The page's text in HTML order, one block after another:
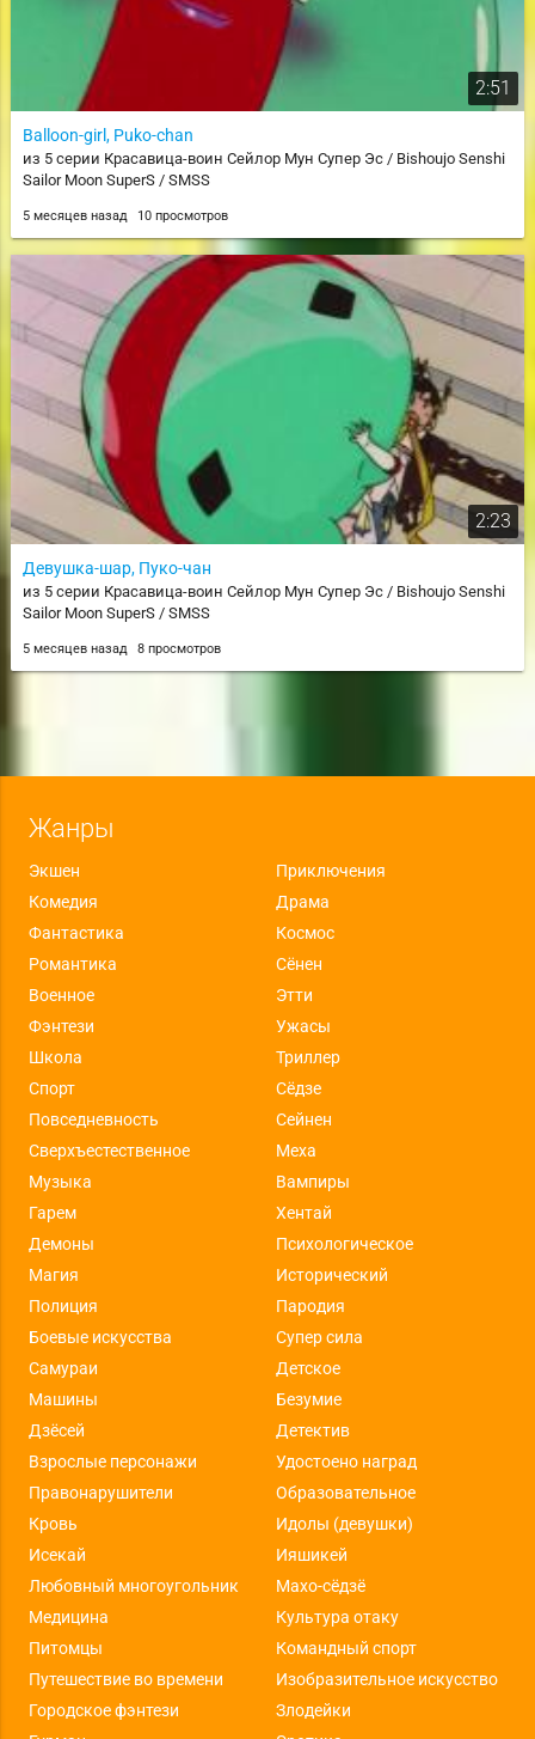
2:51
Balloon-girl, Puko-chan
из 5 серии Красавица-воин Сейлор Мун Супер Эс / Bishoujo Senshi
Sailor Moon SuperS / SMSS
5 месяцев назад 10 просмотров
2:23
Девушка-шар, Пуко-чан
из 5 серии Красавица-воин Сейлор Мун Супер Эс / Bishoujo Senshi
Sailor Moon SuperS / SMSS
5 месяцев назад 8 просмотров
Жанры
Экшен
Приключения
Комедия
Драма
Фантастика
Космос
Романтика
Сёнен
Военное
Этти
Фэнтези
Ужасы
Школа
Триллер
Спорт
Сёдзе
Повседневность
Сейнен
Сверхъестественное
Меха
Музыка
Вампиры
Гарем
Хентай
Демоны
Психологическое
Магия
Исторический
Полиция
Пародия
Боевые искусства
Супер сила
Самураи
Детское
Машины
Безумие
Дзёсей
Детектив
Взрослые персонажи
Удостоено наград
Правонарушители
Образовательное
Кровь
Идолы (девушки)
Исекай
Ияшикей
Любовный многоугольник
Махо-сёдзё
Медицина
Культура отаку
Питомцы
Командный спорт
Путешествие во времени
Изобразительное искусство
Городское фэнтези
Злодейки